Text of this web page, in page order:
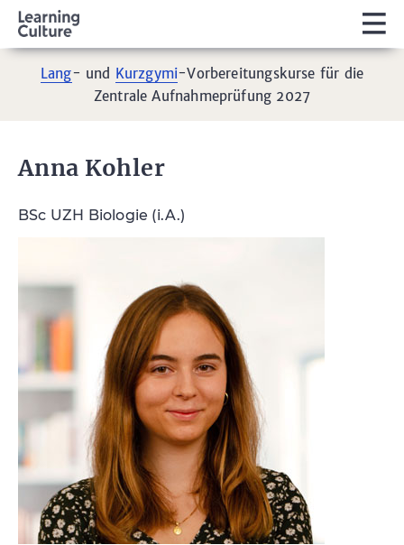
Lang- und Kurzgymi-Vorbereitungskurse für die
Zentrale Aufnahmeprüfung 2027
Anna Kohler
BSc UZH Biologie (i.A.)